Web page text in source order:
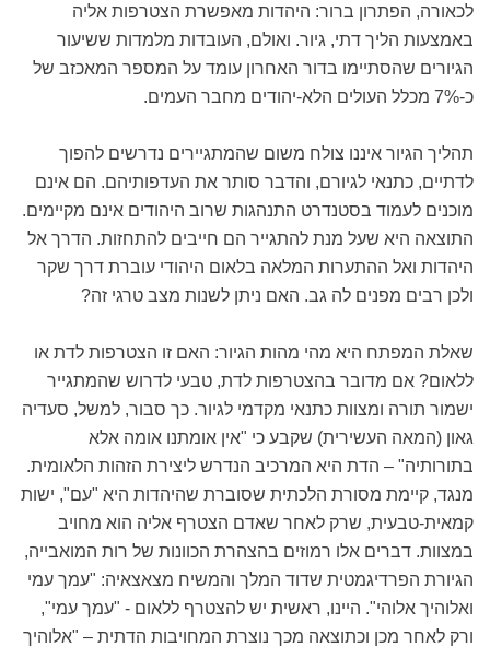
לכאורה, הפתרון ברור: היהדות מאפשרת הצטרפות אליה
באמצעות הליך דתי, גיור. ואולם, העובדות מלמדות ששיעור
הגיורים שהסתיימו בדור האחרון עומד על המספר המאכזב של
כ-7% מכלל העולים הלא-יהודים מחבר העמים.
תהליך הגיור איננו צולח משום שהמתגיירים נדרשים להפוך
לדתיים, כתנאי לגיורם, והדבר סותר את העדפותיהם. הם אינם
מוכנים לעמוד בסטנדרט התנהגות שרוב היהודים אינם מקיימים.
התוצאה היא שעל מנת להתגייר הם חייבים להתחזות. הדרך אל
היהדות ואל ההתערות המלאה בלאום היהודי עוברת דרך שקר
ולכן רבים מפנים לה גב. האם ניתן לשנות מצב טרגי זה?
שאלת המפתח היא מהי מהות הגיור: האם זו הצטרפות לדת או
ללאום? אם מדובר בהצטרפות לדת, טבעי לדרוש שהמתגייר
ישמור תורה ומצוות כתנאי מקדמי לגיור. כך סבור, למשל, סעדיה
גאון (המאה העשירית) שקבע כי "אין אומתנו אומה אלא
בתורותיה" – הדת היא המרכיב הנדרש ליצירת הזהות הלאומית.
מנגד, קיימת מסורת הלכתית שסוברת שהיהדות היא "עם", ישות
קמאית-טבעית, שרק לאחר שאדם הצטרף אליה הוא מחויב
במצוות. דברים אלו רמוזים בהצהרת הכוונות של רות המואבייה,
הגיורת הפרדיגמטית שדוד המלך והמשיח מצאצאיה: "עמך עמי
ואלוהיך אלוהי". היינו, ראשית יש להצטרף ללאום - "עמך עמי",
ורק לאחר מכן וכתוצאה מכך נוצרת המחויבות הדתית – "אלוהיך